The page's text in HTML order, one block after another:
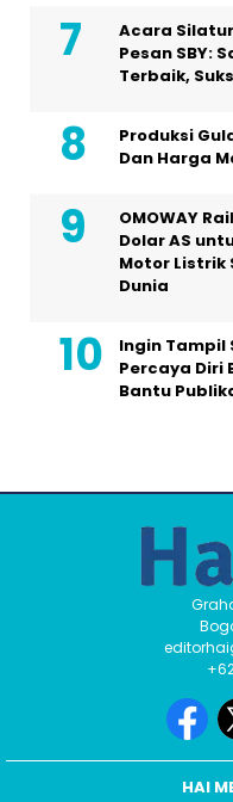
Acara
Pesan SBY:
Terbaik,
Produksi
Dan Harga
OMOWAY
Dolar AS
Motor
Dunia
Ingin Tampil
Percaya Diri
Bantu
HAI